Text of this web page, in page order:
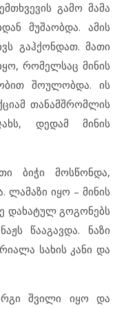
გამო მამა
მუშაობდა. ამის
გაჰქონდათ. მათი
რომელსაც მინის
შოულობდა. ის
თანამშრომლის
დედამ მინის
ბიჭი მოსწონდა,
ლამაზი იყო – მინის
დახატულ გოგონებს
წააგავდა. ნაზი
სახის კანი და
შვილი იყო და